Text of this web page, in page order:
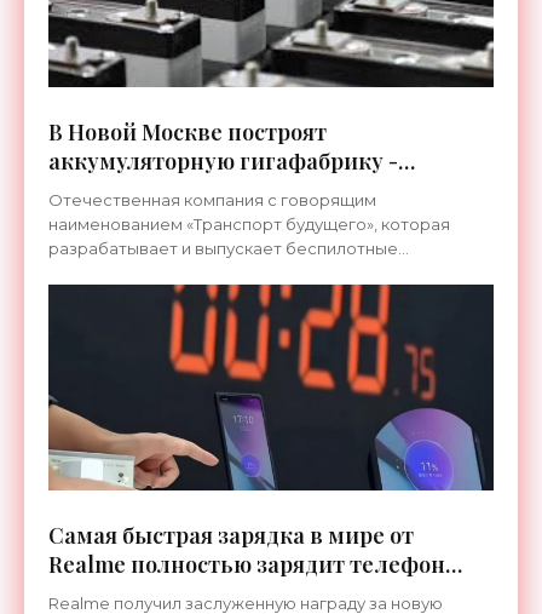
В Новой Москве построят
аккумуляторную гигафабрику -
«Технологии»
Отечественная компания с говорящим
наименованием «Транспорт будущего», которая
разрабатывает и выпускает беспилотные
правительства Москвы возведет в Новой Москве
Самая быстрая зарядка в мире от
Realme полностью зарядит телефон
менее чем за 5 минут - «Технологии»
Realme получил заслуженную награду за новую